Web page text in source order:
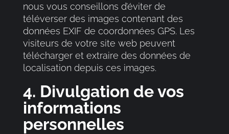
nous vous conseillons d’éviter de
téléverser des images contenant des
données EXIF de coordonnées GPS. Les
visiteurs de votre site web peuvent
télécharger et extraire des données de
localisation depuis ces images.
4. Divulgation de vos
informations
personnelles